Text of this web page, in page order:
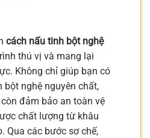
cách nấu tinh bột nghệ
thú vị và mang lại
Không chỉ giúp bạn có
nghệ nguyên chất,
đảm bảo an toàn vệ
chất lượng từ khâu
Qua các bước sơ chế,